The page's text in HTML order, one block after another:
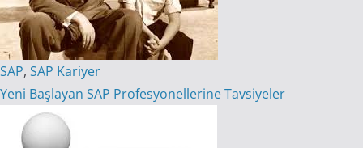
SAP, SAP Kariyer
Yeni Başlayan SAP Profesyonellerine Tavsiyeler